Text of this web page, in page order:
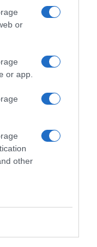
or
or app.
other
Designed by
Privacy